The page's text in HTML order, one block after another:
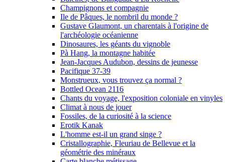
Champignons et compagnie
Ile de Pâques, le nombril du monde ?
Gustave Glaumont, un charentais à l'origine de
l'archéologie océanienne
Dinosaures, les géants du vignoble
Pà Hang, la montagne habitée
Jean-Jacques Audubon, dessins de jeunesse
Pacifique 37-39
Monstrueux, vous trouvez ça normal ?
Bottled Ocean 2116
Chants du voyage, l'exposition coloniale en vinyles
Climat à nous de jouer
Fossiles, de la curiosité à la science
Erotik Kanak
L'homme est-il un grand singe ?
Cristallographie, Fleuriau de Bellevue et la
géométrie des minéraux